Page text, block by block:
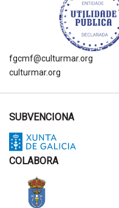
fgcmf@culturmar.org
culturmar.org
SUBVENCIONA
COLABORA